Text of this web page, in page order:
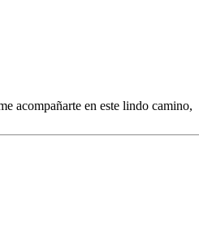
acompañarte en este lindo camino,